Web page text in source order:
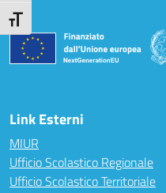
Attiva/disattiva dimensione testo
Link Esterni
MIUR
Ufficio Scolastico Regionale
Ufficio Scolastico Territoriale